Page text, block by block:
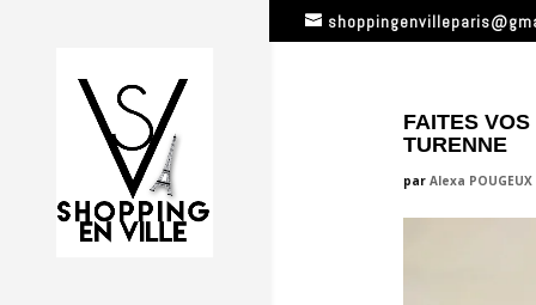
FAITES
TURENNE
par Alexa POUGEUX